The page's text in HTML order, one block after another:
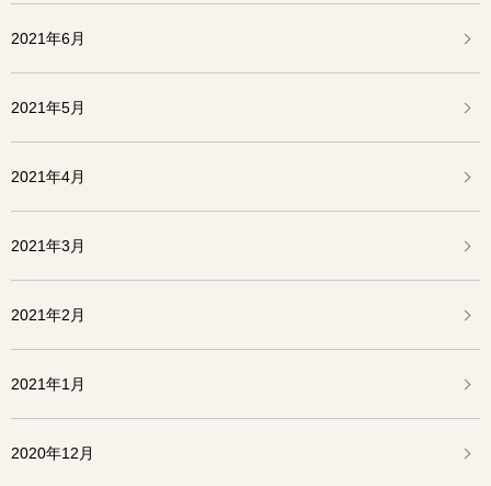
2021年6月
2021年5月
2021年4月
2021年3月
2021年2月
2021年1月
2020年12月